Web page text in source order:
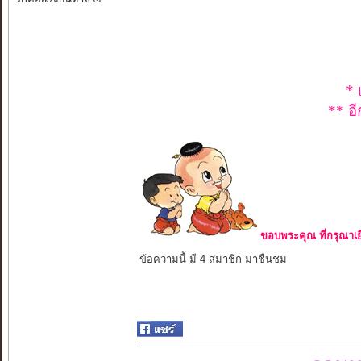
*
** อี
ขอบพระคุณ ที่กรุณาเ
ข้อความนี้ มี 4 สมาชิก มาชื่นชม